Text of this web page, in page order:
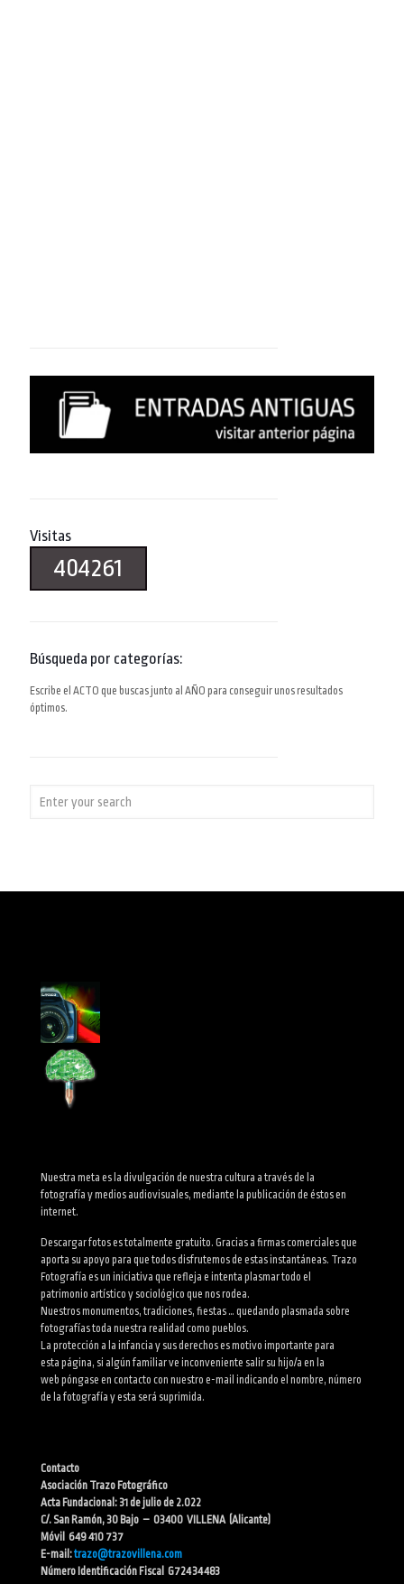
Visitas
404261
Búsqueda por categorías:
Escribe el ACTO que buscas junto al AÑO para conseguir unos resultados
óptimos.
Nuestra meta es la divulgación de nuestra cultura a través de la
fotografía y medios audiovisuales, mediante la publicación de éstos en
internet.
Descargar fotos es totalmente gratuito. Gracias a firmas comerciales que
aporta su apoyo para que todos disfrutemos de estas instantáneas. Trazo
Fotografía es un iniciativa que refleja e intenta plasmar todo el
patrimonio artístico y sociológico que nos rodea.
Nuestros monumentos, tradiciones, fiestas … quedando plasmada sobre
fotografías toda nuestra realidad como pueblos.
La protección a la infancia y sus derechos es motivo importante para
esta página, si algún familiar ve inconveniente salir su hijo/a en la
web póngase en contacto con nuestro e-mail indicando el nombre, número
de la fotografía y esta será suprimida.
Contacto
Asociación Trazo Fotográfico
Acta Fundacional: 31 de julio de 2.022
C/. San Ramón, 30 Bajo – 03400 VILLENA (Alicante)
Móvil 649 410 737
E-mail:trazo@trazovillena.com
Número Identificación Fiscal G72434483